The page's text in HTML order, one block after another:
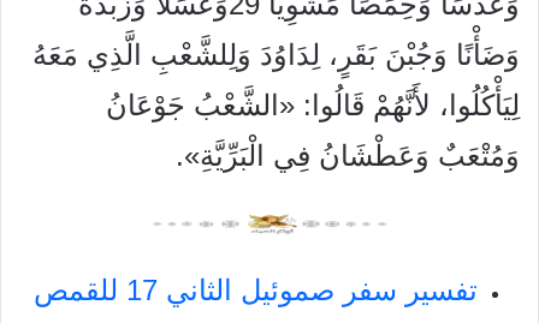
وَضَأْنًا وَجُبْنَ بَقَرٍ، لِدَاوُدَ وَلِلشَّعْبِ الَّذِي مَعَهُ
لِيَأْكُلُوا، لأَنَّهُمْ قَالُوا: «الشَّعْبُ جَوْعَانُ
وَمُتْعَبٌ وَعَطْشَانُ فِي الْبَرِّيَّةِ».
تفسير سفر صموئيل الثاني 17 للقمص